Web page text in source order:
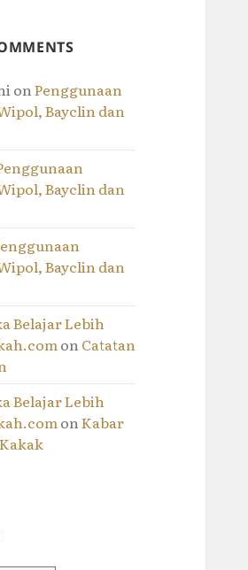
onPenggunaan
Bayclin dan
Bayclin dan
Bayclin dan
Belajar Lebih
onCatatan
Belajar Lebih
onKabar